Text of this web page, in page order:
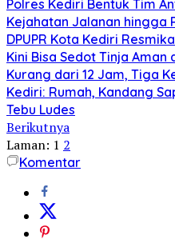
Polres Kediri Bentuk Tim
Kejahatan Jalanan hingga
DPUPR Kota Kediri
Kini Bisa Sedot Tinja Aman
Kurang dari 12 Jam, Tiga
Kediri: Rumah, Kandang
Tebu Ludes
Berikutnya
Laman: 1 2
Komentar